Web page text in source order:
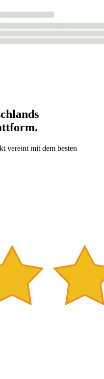
.
vereint mit dem besten